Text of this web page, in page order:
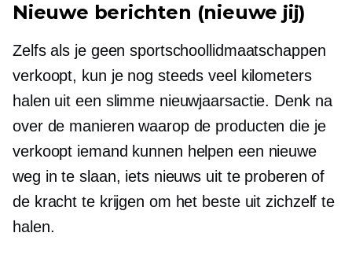
Nieuwe berichten (nieuwe jij)
Zelfs als je geen sportschoollidmaatschappen
verkoopt, kun je nog steeds veel kilometers
halen uit een slimme nieuwjaarsactie. Denk na
over de manieren waarop de producten die je
verkoopt iemand kunnen helpen een nieuwe
weg in te slaan, iets nieuws uit te proberen of
de kracht te krijgen om het beste uit zichzelf te
halen.